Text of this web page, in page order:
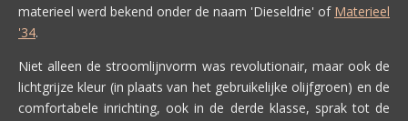
materieel werd bekend onder de naam 'Dieseldrie' of Materieel
'34.
Niet alleen de stroomlijnvorm was revolutionair, maar ook de
lichtgrijze kleur (in plaats van het gebruikelijke olijfgroen) en de
comfortabele inrichting, ook in de derde klasse, sprak tot de